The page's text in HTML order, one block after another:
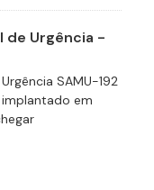
de Urgência -
SAMU-192
em